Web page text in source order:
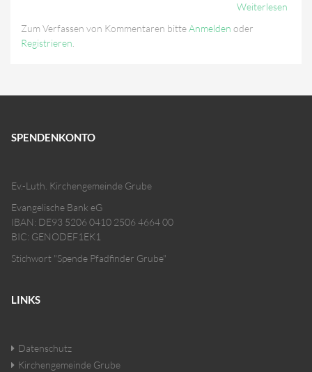
Weiterlesen
Zum Verfassen von Kommentaren bitteAnmelden oder
Registrieren
SPENDENKONTO
Ev.-Luth. Kirchengemeinde Grube
Evangelische Bank eG
IBAN: DE93 5206 0410 2506 4664 00
BIC: GENODEF1EK1
Stichwort "Spende Pfadfinder Grube"
LINKS
Datenschutz
Kirchengemeinde Grube